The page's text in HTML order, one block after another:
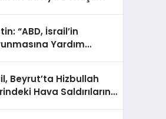
“ABD, İsrail’in
Yardım
Beyrut’ta Hizbullah
Hava Saldırılarını